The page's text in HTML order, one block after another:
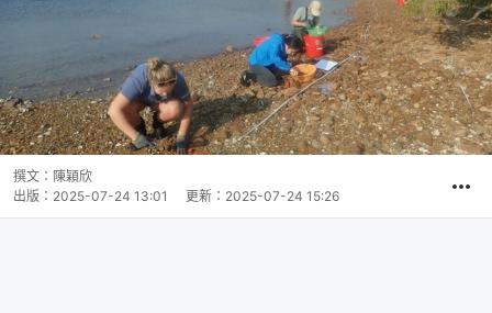
撰文： 陳穎欣
出版： 2025-07-24 13:01 更新： 2025-07-24 15:26